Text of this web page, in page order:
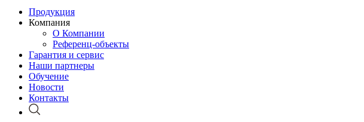
Продукция
Компания
О Компании
Референц-объекты
Гарантия и сервис
Наши партнеры
Обучение
Новости
Контакты